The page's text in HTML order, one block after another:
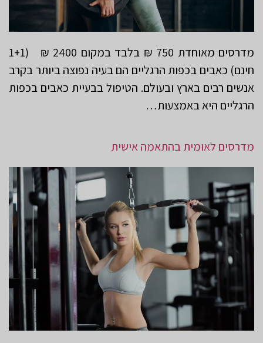
מדרסים מאוחדת 750 ₪ בלבד במקום 2400 ₪ (1+1
חינם) כאבים בכפות הרגליים הם בעיה נפוצה ביותר בקרב
אנשים רבים בארץ ובעולם. הטיפול בבעיית כאבים בכפות
הרגליים היא באמצעות…
מדרסים לאומית בהתאמה אישית